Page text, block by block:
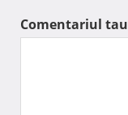
Comentariul tau